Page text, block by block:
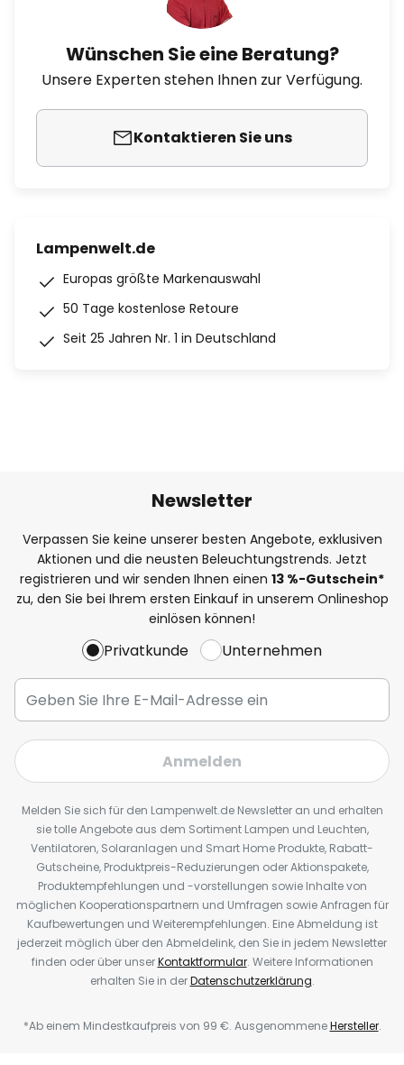
Wünschen Sie eine Beratung?
Unsere Experten stehen Ihnen zur Verfügung.
Kontaktieren Sie uns
Lampenwelt.de
Europas größte Markenauswahl
50 Tage kostenlose Retoure
Seit 25 Jahren Nr. 1 in Deutschland
Newsletter
Verpassen Sie keine unserer besten Angebote, exklusiven
Aktionen und die neusten Beleuchtungstrends. Jetzt
registrieren und wir senden Ihnen einen 13 %-Gutschein*
zu, den Sie bei Ihrem ersten Einkauf in unserem Onlineshop
einlösen können!
Privatkunde Unternehmen
Anmelden
Melden Sie sich für den Lampenwelt.de Newsletter an und erhalten
sie tolle Angebote aus dem Sortiment Lampen und Leuchten,
Ventilatoren, Solaranlagen und Smart Home Produkte, Rabatt-
Gutscheine, Produktpreis-Reduzierungen oder Aktionspakete,
Produktempfehlungen und -vorstellungen sowie Inhalte von
möglichen Kooperationspartnern und Umfragen sowie Anfragen für
Kaufbewertungen und Weiterempfehlungen. Eine Abmeldung ist
jederzeit möglich über den Abmeldelink, den Sie in jedem Newsletter
finden oder über unserKontaktformular. Weitere Informationen
erhalten Sie in derDatenschutzerklärung.
*Ab einem Mindestkaufpreis von 99 €. AusgenommeneHersteller.